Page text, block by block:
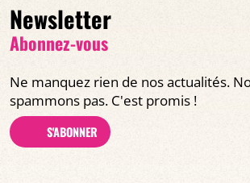
Newsletter
Abonnez-vous
Ne manquez rien de nos actualités.
spammons pas. C'est promis !
S'ABONNER